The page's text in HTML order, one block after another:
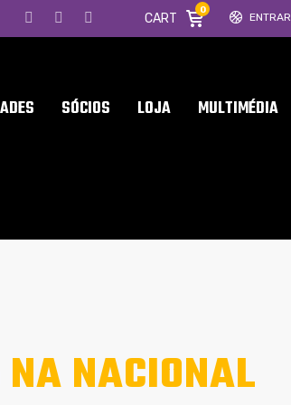
ENTRAR
CART
0
SÓCIOS LOJA MULTIMÉDIA
NACIONAL